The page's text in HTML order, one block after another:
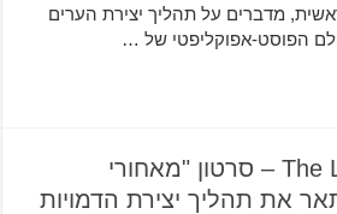
מדברים על תהליך יצירת הערים
הפוסט-אפוקליפטי של …
The Last of Us Part II – סרטון "מאחורי
את תהליך יצירת הדמויות